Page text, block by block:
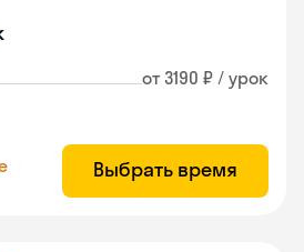
от 3190 ₽ / урок
Выбрать время